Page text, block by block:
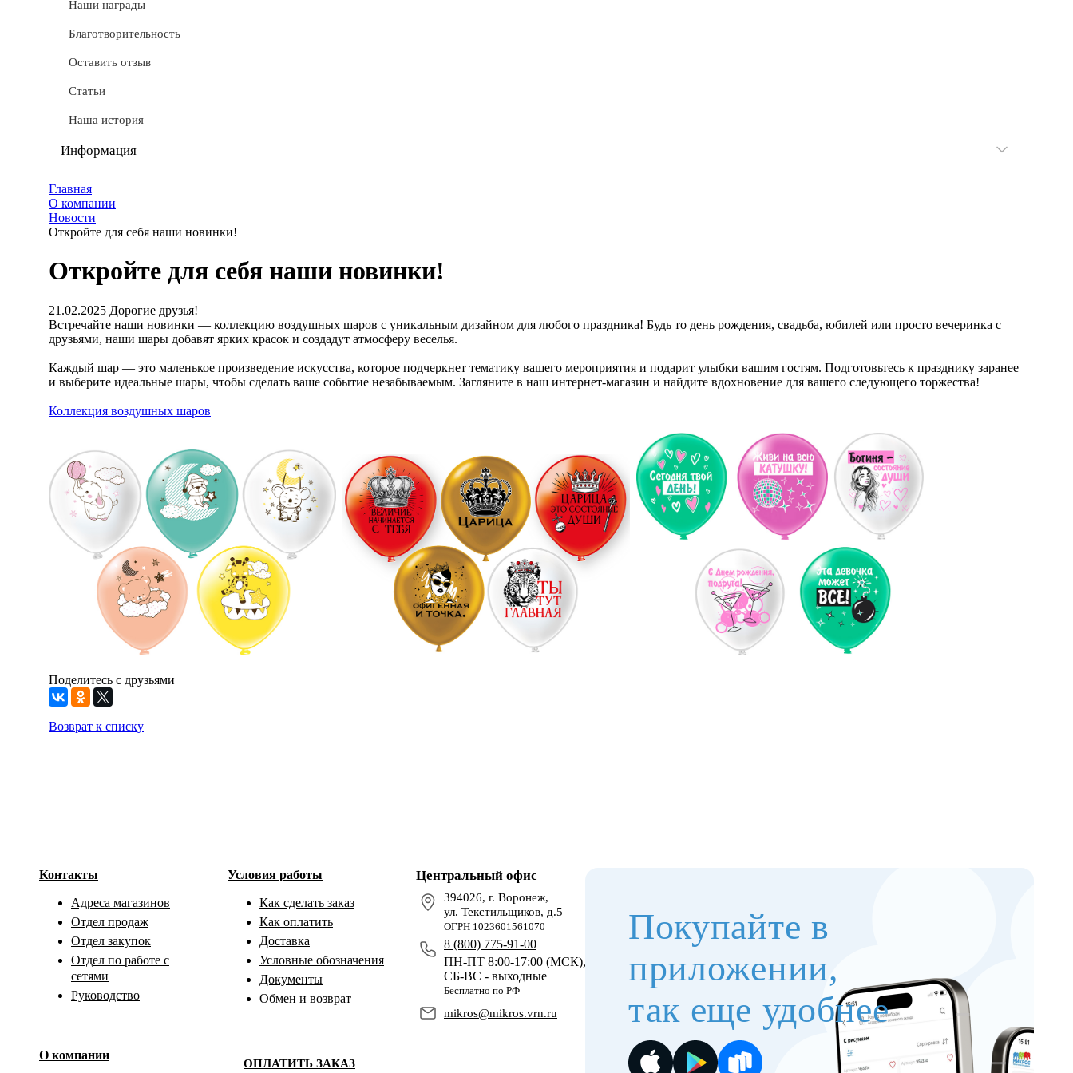
Доставка
Условные обозначения
Документы
Обмен и возврат
Частые вопросы
Наши награды
Благотворительность
Оставить отзыв
Статьи
Наша история
Информация
Мы используем cookie
Удаление аккаунта
Карта сайта
Главная
О компании
Новости
Откройте для себя наши новинки!
Откройте для себя наши новинки!
21.02.2025 Дорогие друзья!
Встречайте наши новинки — коллекцию воздушных шаров с уникальным дизайном для любого праздника! Будь то день рождения, свадьба, юбилей или просто вечеринка с
друзьями, наши шары добавят ярких красок и создадут атмосферу веселья.
Каждый шар — это маленькое произведение искусства, которое подчеркнет тематику вашего мероприятия и подарит улыбки вашим гостям. Подготовьтесь к празднику заранее
и выберите идеальные шары, чтобы сделать ваше событие незабываемым. Загляните в наш интернет-магазин и найдите вдохновение для вашего следующего торжества!
Коллекция воздушных шаров
Поделитесь с друзьями
Возврат к списку
Центральный офис
394026, г. Воронеж,
ул. Текстильщиков, д.5
ОГРН 1023601561070
8 (800) 775-91-00
ПН-ПТ 8:00-17:00 (МСК),
СБ-ВС - выходные
Бесплатно по РФ
mikros@mikros.vrn.ru
Контакты
Адреса магазинов
Отдел продаж
Отдел закупок
Отдел по работе с
сетями
Руководство
О компании
Условия работы
Как сделать заказ
Как оплатить
Доставка
Условные обозначения
Документы
Обмен и возврат
ОПЛАТИТЬ ЗАКАЗ
Покупайте в
приложении,
так еще удобнее